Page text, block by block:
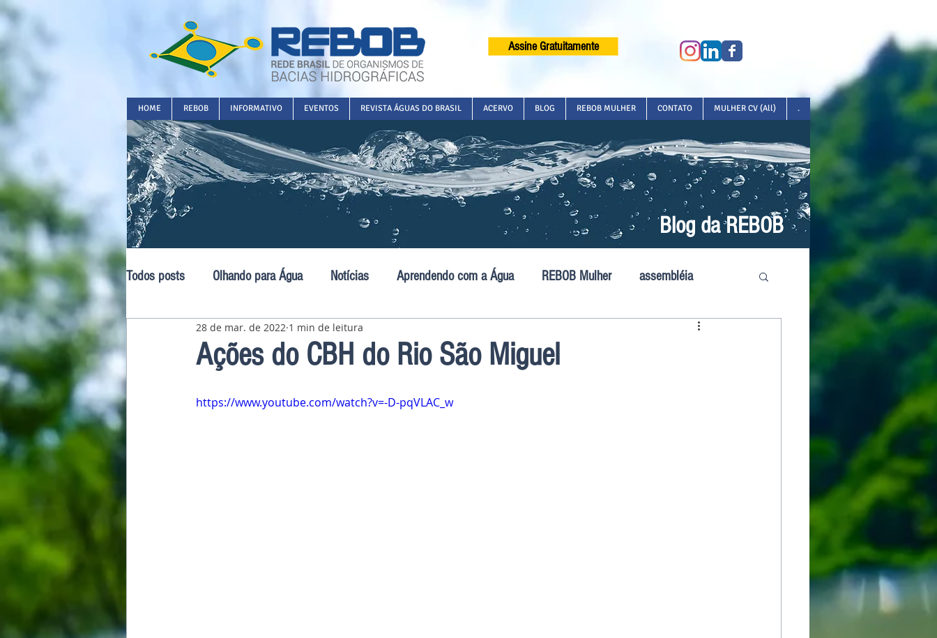
Assine Gratuitamente
HOME REBOB INFORMATIVO EVENTOS REVISTA ÁGUAS DO BRASIL ACERVO BLOG REBOB MULHER CONTATO MULHER CV (All) .
Blog da REBOB
Todos posts Olhando para Água Notícias Aprendendo com a Água REBOB Mulher assembléia
Pavilhão Latino-Americano
Ações do CBH do Rio São Miguel
28 de mar. de 2022 1 min de leitura
https://www.youtube.com/watch?v=-D-pqVLAC_w